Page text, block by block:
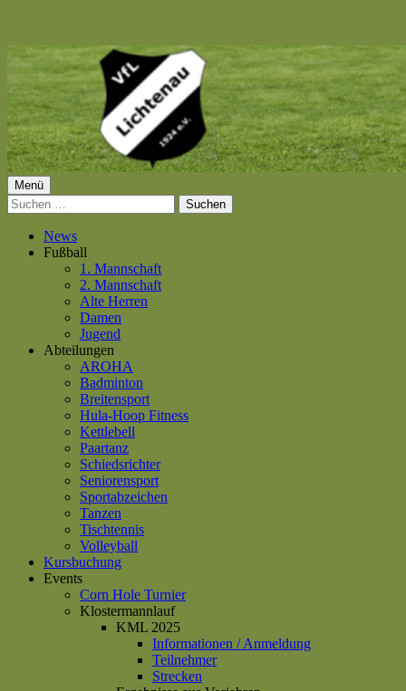
Springe
zum
Inhalt
VfL Lichtenau 1924 e.V.
Primäres
Menü
Menü
Suchen
nach:
News
Fußball
1. Mannschaft
2. Mannschaft
Alte Herren
Damen
Jugend
Abteilungen
AROHA
Badminton
Breitensport
Hula-Hoop Fitness
Kettlebell
Paartanz
Schiedsrichter
Seniorensport
Sportabzeichen
Tanzen
Tischtennis
Volleyball
Kursbuchung
Events
Corn Hole Turnier
Klostermannlauf
KML 2025
Informationen / Anmeldung
Teilnehmer
Strecken